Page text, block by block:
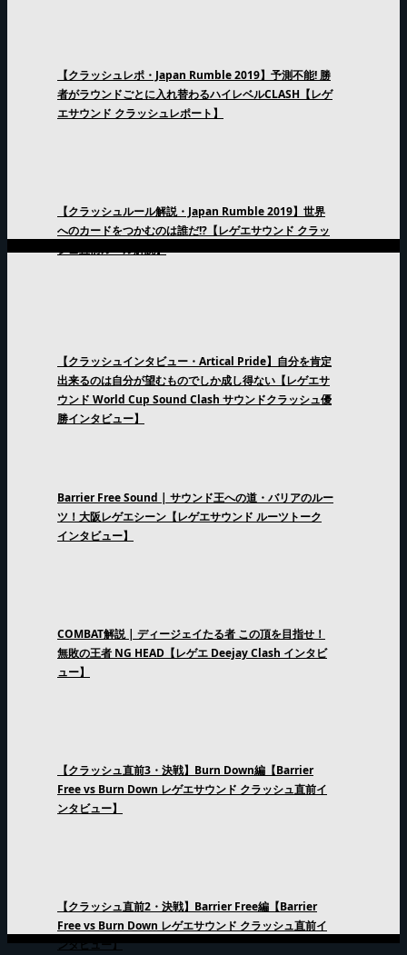
【クラッシュレポ・Japan Rumble 2019】予測不能! 勝
者がラウンドごとに入れ替わるハイレベルCLASH【レゲ
エサウンド クラッシュレポート】
【クラッシュルール解説・Japan Rumble 2019】世界
へのカードをつかむのは誰だ!?【レゲエサウンド クラッ
シュ直前ルール解説】
【クラッシュインタビュー・Artical Pride】自分を肯定
出来るのは自分が望むものでしか成し得ない【レゲエサ
ウンド World Cup Sound Clash サウンドクラッシュ優
勝インタビュー】
Barrier Free Sound | サウンド王への道・バリアのルー
ツ！大阪レゲエシーン【レゲエサウンド ルーツトーク
インタビュー】
COMBAT解説 | ディージェイたる者 この頂を目指せ！
無敗の王者 NG HEAD【レゲエ Deejay Clash インタビ
ュー】
【クラッシュ直前3・決戦】Burn Down編【Barrier
Free vs Burn Down レゲエサウンド クラッシュ直前イ
ンタビュー】
【クラッシュ直前2・決戦】Barrier Free編【Barrier
Free vs Burn Down レゲエサウンド クラッシュ直前イ
ンタビュー】